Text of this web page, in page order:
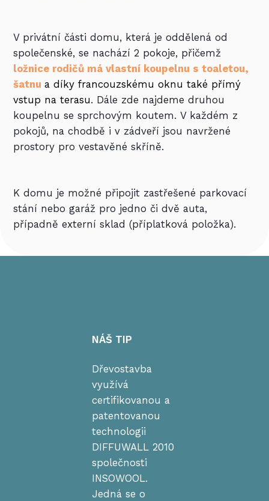
V privátní části domu, která je oddělená od
společenské, se nachází 2 pokoje, přičemž
ložnice rodičů má vlastní koupelnu s toaletou,
šatnua díky francouzskému oknu také přímý
vstup na terasu. Dále zde najdeme druhou
koupelnu se sprchovým koutem.V každém z
pokojů, na chodbě i v zádveří jsou navržené
prostory pro vestavěné skříně.
K domu je možné připojit zastřešené parkovací
stání nebo garáž pro jedno či dvě auta,
případně externí sklad (příplatková položka).
NÁŠ TIP
Dřevostavba
využívá
certifikovanou a
patentovanou
technologii
DIFFUWALL 2010
společnosti
INSOWOOL.
Jedná se o